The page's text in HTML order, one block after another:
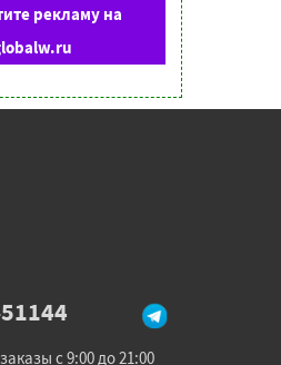
рекламу на
с 9:00 до 21:00